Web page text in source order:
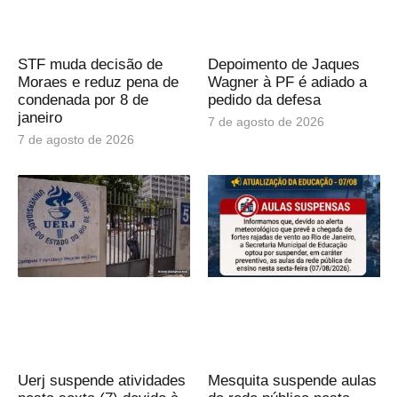
STF muda decisão de
Moraes e reduz pena de
condenada por 8 de
janeiro
7 de agosto de 2026
Depoimento de Jaques
Wagner à PF é adiado a
pedido da defesa
7 de agosto de 2026
Uerj suspende atividades
Mesquita suspende aulas